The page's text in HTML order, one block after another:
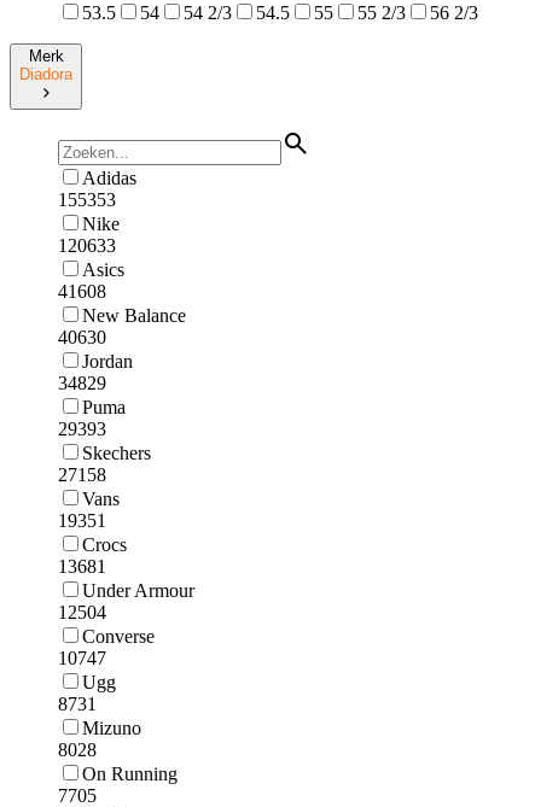
53.5
54 54 2/3 54.5 55 55 2/3 56 2/3
Merk
Diadora
Adidas
155353
Nike
120633
Asics
41608
New Balance
40630
Jordan
34829
Puma
29393
Skechers
27158
Vans
19351
Crocs
13681
Under Armour
12504
Converse
10747
Ugg
8731
Mizuno
8028
On Running
7705